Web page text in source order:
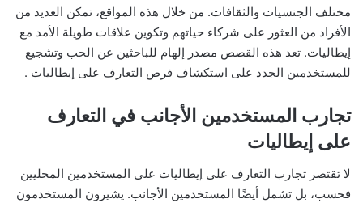
مختلف الجنسيات والثقافات. من خلال هذه المواقع، تمكن العديد من
الأفراد من العثور على شركاء حياتهم وتكوين علاقات طويلة الأمد مع
إيطاليات. تعد هذه القصص مصدر إلهام للباحثين عن الحب وتشجيع
للمستخدمين الجدد على استكشاف فرص التعارف على إيطاليات .
تجارب المستخدمين الأجانب في التعارف
على إيطاليات
لا تقتصر تجارب التعارف على إيطاليات على المستخدمين المحليين
فحسب، بل تشمل أيضًا المستخدمين الأجانب. يشيرون المستخدمون